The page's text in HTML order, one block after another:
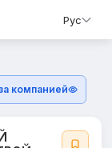
Рус
компанией